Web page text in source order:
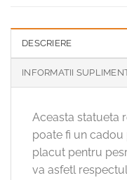
DESCRIERE
INFORMATII
Aceasta statueta
poate fi un cadou
placut pentru
va asfetl